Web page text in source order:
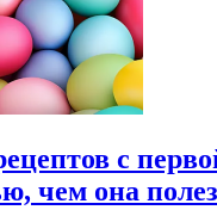
с
чем она